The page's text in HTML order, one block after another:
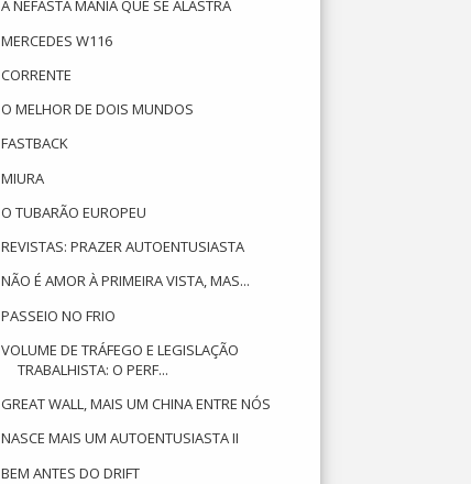
A NEFASTA MANIA QUE SE ALASTRA
MERCEDES W116
CORRENTE
O MELHOR DE DOIS MUNDOS
FASTBACK
MIURA
O TUBARÃO EUROPEU
REVISTAS: PRAZER AUTOENTUSIASTA
NÃO É AMOR À PRIMEIRA VISTA, MAS...
PASSEIO NO FRIO
VOLUME DE TRÁFEGO E LEGISLAÇÃO
TRABALHISTA: O PERF...
GREAT WALL, MAIS UM CHINA ENTRE NÓS
NASCE MAIS UM AUTOENTUSIASTA II
BEM ANTES DO DRIFT